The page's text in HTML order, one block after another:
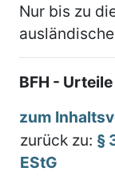
Nur bis zu
BFH - Urteile
zum
zurück zu: §
EStG